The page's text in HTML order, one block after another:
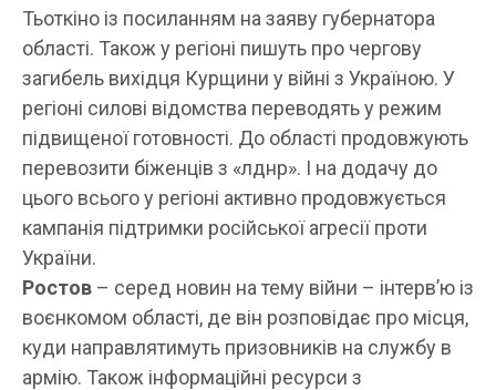
Тьоткіно із посиланням на заяву губернатора
області. Також у регіоні пишуть про чергову
загибель вихідця Курщини у війні з Україною. У
регіоні силові відомства переводять у режим
підвищеної готовності. До області продовжують
перевозити біженців з «лднр». І на додачу до
цього всього у регіоні активно продовжується
кампанія підтримки російської агресії проти
України.
Ростов – серед новин на тему війни – інтерв’ю із
воєнкомом області, де він розповідає про місця,
куди направлятимуть призовників на службу в
армію. Також інформаційні ресурси з